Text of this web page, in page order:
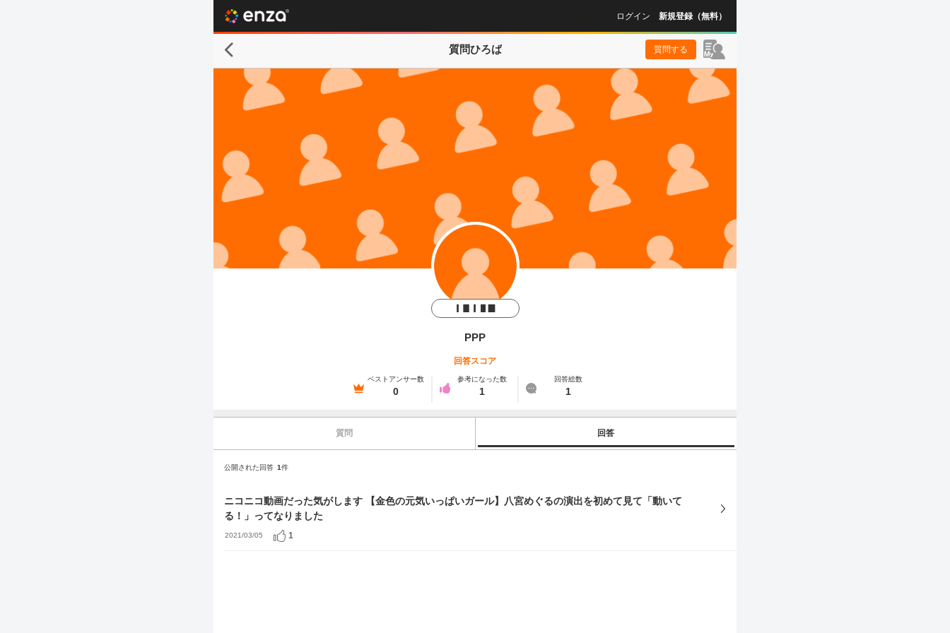
ログイン 新規登録（無料）
質問ひろば 質問する
ΡРP
回答スコア
ベストアンサー数
0
参考になった数
1
回答総数
1
質問 回答
公開された回答 1件
ニコニコ動画だった気がします 【金色の元気いっぱいガール】八宮めぐるの演出を初めて見て「動いて
る！」ってなりました
2021/03/05 1